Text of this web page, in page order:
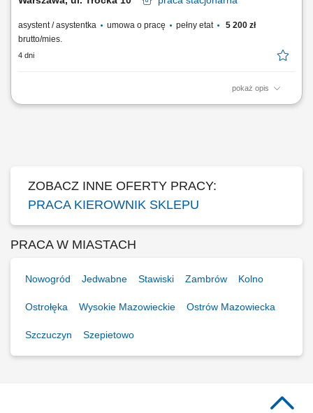
asystent / asystentka umowa o pracę pełny etat
5 200 zł
brutto/mies.
4 dni
pokaż opis
Twoje główne zadania: współpraca z kadrą zarządzającą sklepu w
ZOBACZ INNE OFERTY PRACY:
PRACA KIEROWNIK SKLEPU
PRACA W MIASTACH
Nowogród Jedwabne Stawiski Zambrów Kolno
Ostrołęka Wysokie Mazowieckie Ostrów Mazowiecka
Szczuczyn Szepietowo